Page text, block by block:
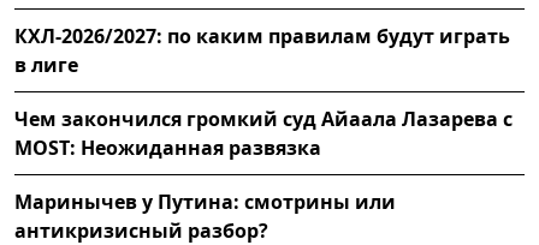
КХЛ-2026/2027: по каким правилам будут играть
в лиге
Чем закончился громкий суд Айаала Лазарева с
MOST: Неожиданная развязка
Маринычев у Путина: смотрины или
антикризисный разбор?